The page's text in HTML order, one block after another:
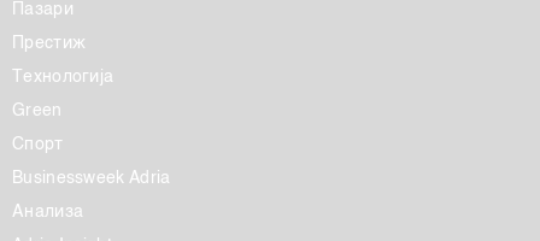
Пазари
Престиж
Технологија
Green
Спорт
Businessweek Adria
Анализа